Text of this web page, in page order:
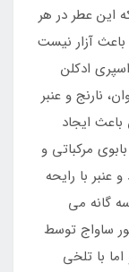
این عطر در هر
آزار نیست
ادکلن
نارنج و عنبر
ایجاد
مرکباتی و
با رایحه
گانه می
ساواج توسط
با تلخی